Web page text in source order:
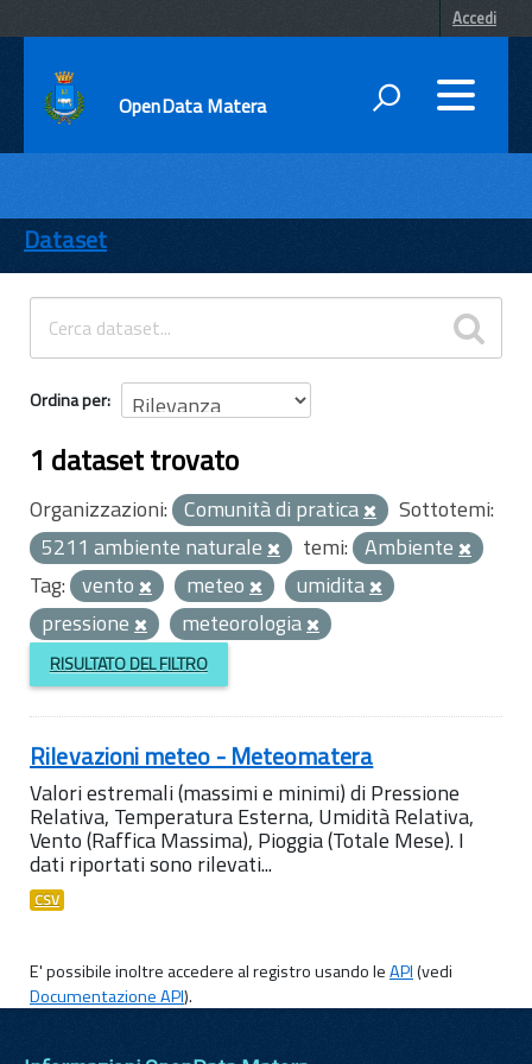
Accedi
OpenData Matera
ENTI
TEMI
INFORMAZIONI
Dataset
Ordina per
1 dataset trovato
Organizzazioni: Comunità di pratica
Sottotemi:
5211 ambiente naturale
temi: Ambiente
Tag: vento meteo
umidita
pressione
meteorologia
RISULTATO DEL FILTRO
Rilevazioni meteo - Meteomatera
Valori estremali (massimi e minimi) di Pressione
Relativa, Temperatura Esterna, Umidità Relativa,
Vento (Raffica Massima), Pioggia (Totale Mese). I
dati riportati sono rilevati...
CSV
E' possibile inoltre accedere al registro usando leAPI(vedi
Documentazione API).